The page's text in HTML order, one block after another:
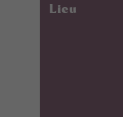
Lieu